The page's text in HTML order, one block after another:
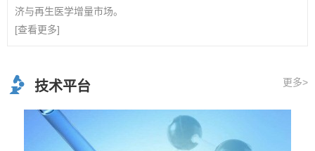
济与再生医学增量市场。
[查看更多]
技术平台 更多>